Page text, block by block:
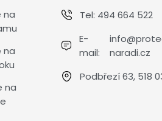
na
na
na
Tel: 494 664 522
E-
mail:
naradi.cz
Podbřezí 63, 518